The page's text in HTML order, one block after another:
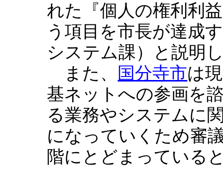
れた『個人の権利利
う項目を市長が達成
システム課）と説明
また、
国分寺市は
基ネットへの参画を
る業務やシステムに
になっていくため審
階にとどまっている